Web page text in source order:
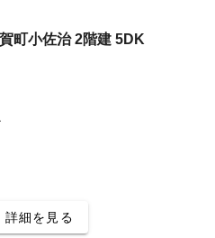
町小佐治 2階建 5DK
詳細を見る